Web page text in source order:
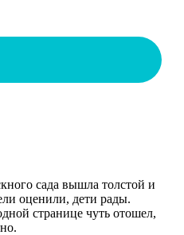
сада вышла толстой и
оценили, дети рады.
странице чуть отошел,